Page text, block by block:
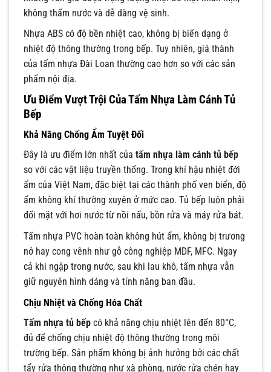
không thấm nước và dễ dàng vệ sinh.
Nhựa ABS có độ bền nhiệt cao, không bị biến dạng ở
nhiệt độ thông thường trong bếp. Tuy nhiên, giá thành
của tấm nhựa Đài Loan thường cao hơn so với các sản
phẩm nội địa.
Ưu Điểm Vượt Trội Của Tấm Nhựa Làm Cánh Tủ
Bếp
Khả Năng Chống Ẩm Tuyệt Đối
Đây là ưu điểm lớn nhất của tấm nhựa làm cánh tủ bếp
so với các vật liệu truyền thống. Trong khí hậu nhiệt đới
ẩm của Việt Nam, đặc biệt tại các thành phố ven biển, độ
ẩm không khí thường xuyên ở mức cao. Tủ bếp luôn phải
đối mặt với hơi nước từ nồi nấu, bồn rửa và máy rửa bát.
Tấm nhựa PVC hoàn toàn không hút ẩm, không bị trương
nở hay cong vênh như gỗ công nghiệp MDF, MFC. Ngay
cả khi ngập trong nước, sau khi lau khô, tấm nhựa vẫn
giữ nguyên hình dáng và tính năng ban đầu.
Chịu Nhiệt và Chống Hóa Chất
Tấm nhựa tủ bếp có khả năng chịu nhiệt lên đến 80°C,
đủ để chống chịu nhiệt độ thông thường trong môi
trường bếp. Sản phẩm không bị ảnh hưởng bởi các chất
tẩy rửa thông thường như xà phòng, nước rửa chén hay